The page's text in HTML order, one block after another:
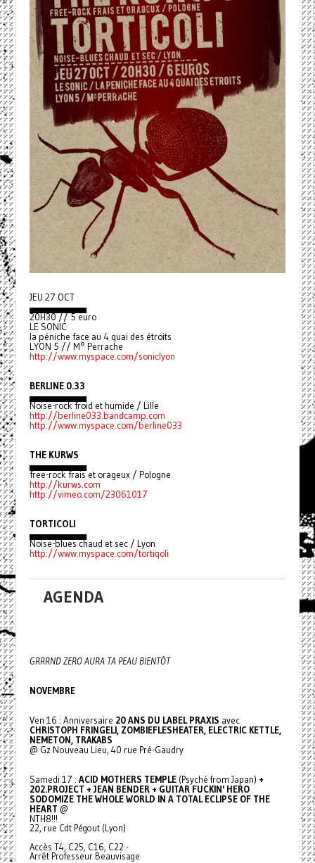
JEU 27 OCT
▄▄▄▄▄▄▄▄▄
20H30 // 5 euro
LE SONIC
la péniche face au 4 quai des étroits
LYON 5 // M° Perrache
http://www.myspace.com/soniclyon
BERLINE 0.33
▄▄▄▄▄▄▄▄▄
Noise-rock froid et humide / Lille
http://berline033.bandcamp.com
http://www.myspace.com/berline033
THE KURWS
▄▄▄▄▄▄▄▄▄
free-rock frais et orageux / Pologne
http://kurws.com
http://vimeo.com/23061017
TORTICOLI
▄▄▄▄▄▄▄▄▄
Noise-blues chaud et sec / Lyon
http://www.myspace.com/tortiqoli
AGENDA
GRRRND ZERO AURA TA PEAU BIENTÔT
NOVEMBRE
Ven 16 : Anniversaire 20 ANS DU LABEL PRAXIS avec
CHRISTOPH FRINGELI, ZOMBIEFLESHEATER, ELECTRIC KETTLE,
NEMETON, TRAKABS
@ Gz Nouveau Lieu, 40 rue Pré-Gaudry
Samedi 17 : ACID MOTHERS TEMPLE (Psyché from Japan) +
202.PROJECT + JEAN BENDER + GUITAR FUCKIN' HERO
SODOMIZE THE WHOLE WORLD IN A TOTAL ECLIPSE OF THE
HEART @
NTH8!!!
22, rue Cdt Pégout (Lyon)
Accès T4, C25, C16, C22 -
Arrêt Professeur Beauvisage